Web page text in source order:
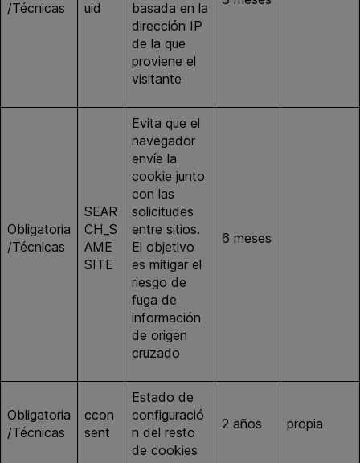
/Técnicas uid
basada en la
dirección IP
de la que
proviene el
visitante
Obligatoria
/Técnicas
SEAR
CH_S
AME
SITE
Evita que el
navegador
envíe la
cookie junto
con las
solicitudes
entre sitios.
El objetivo
es mitigar el
riesgo de
fuga de
información
de origen
cruzado
6 meses
Obligatoria
/Técnicas
ccon
sent
Estado de
configuració
n del resto
de cookies
2 años propia